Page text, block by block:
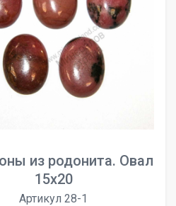
из родонита. Овал
15х20
Артикул 28-1